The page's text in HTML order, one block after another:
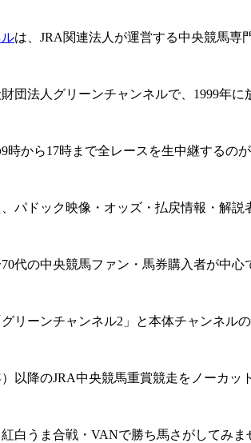
は、JRA関連法人が運営する中央競馬専
団法人グリーンチャンネルで、1999年に
時から17時まで全レースを生中継するの
パドック映像・オッズ・払戻情報・解
代の中央競馬ファン・馬券購入者が中
リーンチャンネル2」と本体チャンネル
）以降のJRA中央競馬重賞競走をノーカ
紅白うま合戦・VANで勝ち馬さがしてみ